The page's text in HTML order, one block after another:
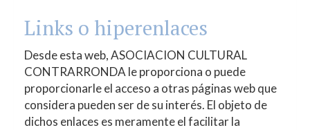
Links o hiperenlaces
Desde esta web,ASOCIACION CULTURAL
CONTRARRONDA le proporciona o puede
proporcionarle el acceso a otras páginas web que
considera pueden ser de su interés. El objeto de
dichos enlaces es meramente el facilitar la